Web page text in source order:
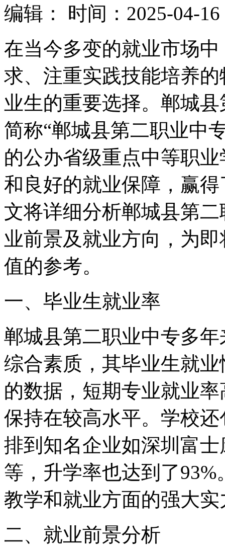
编辑：
时间：2025-04-16
在当今多变的就业市场
求、注重实践技能培养
业生的重要选择。郸城
简称“郸城县第二职业中
的公办省级重点中等职
和良好的就业保障，赢
文将详细分析郸城县第
业前景及就业方向，为
值的参考。
一、毕业生就业率
郸城县第二职业中专多
综合素质，其毕业生就
的数据，短期专业就业
保持在较高水平。学校
排到知名企业如深圳富
等，升学率也达到了
教学和就业方面的强大实
二、就业前景分析